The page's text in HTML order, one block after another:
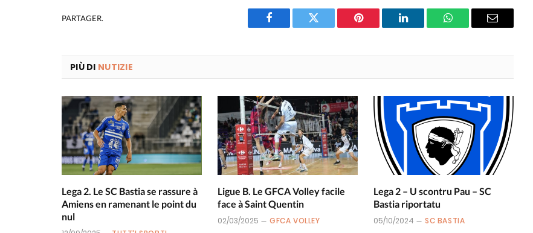
PARTAGER.
Facebook Twitter Pinterest LinkedIn WhatsAppEmail
PIÙ DI NUTIZIE
Lega 2. Le SC Bastia se rassure à
Amiens en ramenant le point du
nul
Ligue B. Le GFCA Volley facile
face à Saint Quentin
02/03/2025 GFCA VOLLEY
Lega 2 – U scontru Pau – SC
Bastia riportatu
05/10/2024 SC BASTIA